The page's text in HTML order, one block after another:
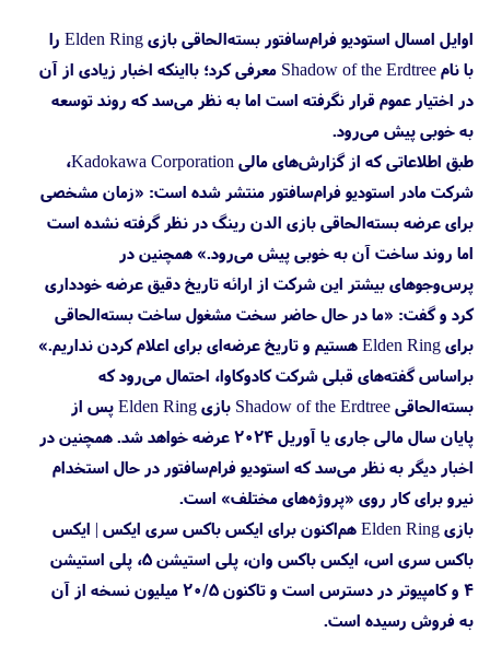
اوایل امسال استودیو فرام‌سافتور بسته‌الحاقی بازی Elden Ring را
با نام Shadow of the Erdtree معرفی کرد؛ بااینکه اخبار زیادی از آن
در اختیار عموم قرار نگرفته است اما به نظر می‌سد که روند توسعه
به خوبی پیش می‌رود.
طبق اطلاعاتی که از گزارش‌های مالی Kadokawa Corporation،
شرکت مادر استودیو فرام‌سافتور منتشر شده است: «زمان مشخصی
برای عرضه بسته‌الحاقی بازی الدن رینگ در نظر گرفته نشده است
اما روند ساخت آن به خوبی پیش می‌رود.» همچنین در
پرس‌وجو‌های بیشتر این شرکت از ارائه تاریخ دقیق عرضه خودداری
کرد و گفت: «ما در حال حاضر سخت مشغول ساخت بسته‌الحاقی
برای Elden Ring هستیم و تاریخ عرضه‌ای برای اعلام کردن نداریم.»
براساس گفته‌های قبلی شرکت کادوکاوا، احتمال می‌رود که
بسته‌الحاقی Shadow of the Erdtree بازی Elden Ring پس از
پایان سال مالی جاری یا آوریل ۲۰۲۴ عرضه خواهد شد. همچنین در
اخبار دیگر به نظر می‌سد که استودیو فرام‌سافتور در حال استخدام
نیرو برای کار روی «پروژه‌های مختلف» است.
بازی Elden Ring هم‌اکنون برای ایکس باکس سری ایکس | ایکس
باکس سری اس، ایکس باکس وان، پلی استیشن 5، پلی استیشن
4 و کامپیوتر در دسترس است و تاکنون ۲۰/۵ میلیون نسخه از آن
به فروش رسیده است.